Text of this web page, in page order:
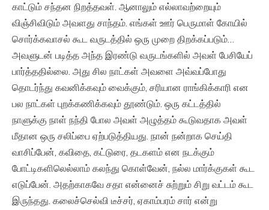
காட்டும் சந்தன நிறத்தவள். ஆனாலும் எல்லாவற்றையும்
விஞ்சிவிடும் அவளது சாந்தம். எங்கள் ஊர் பெருமாள் கோயில்
சொர்க்கவாசல் கூட வருடத்தில் ஒரு முறை திறக்கப்படும்…
அவளுடன் படித்த அந்த இரண்டு வருடங்களில் அவள் பேசியேப்
பார்த்ததில்லை. அது சில நாட்கள் அவளை அவ்வப்போது
தொடர்ந்து கவனிக்கவும் வைக்கும், சரியான ராங்கிக்காரி என
பல நாட்கள் புறக்கணிக்கவும் தூண்டும். ஒரு கட்டத்தில்
நாளுக்கு நாள் நந்தி போல அவள் அழுத்தம் கூடுவதாக அவள்
மீதான ஒரு சலிப்பை ஏற்படுத்தியது. நான் நன்றாக செய்தி
வாசிப்பேன், கவிதை, கட்டுரை, தடகளம் என நடக்கும்
போட்டிகளிலெல்லாம் கலந்து கொள்வேன், நல்ல மார்க்குகள் கூட
எடுப்பேன். அதற்காகவே சதா என்னைச் சுற்றும் சிறு வட்டம் கூட
இருந்தது. கலைச்செல்வி டீச்சர், ஏகாம்பரம் சார் என்று